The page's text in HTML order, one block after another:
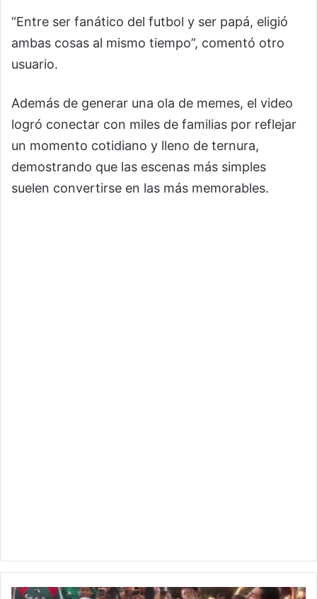
“Entre ser fanático del futbol y ser papá, eligió
ambas cosas al mismo tiempo”, comentó otro
usuario.
Además de generar una ola de memes, el video
logró conectar con miles de familias por reflejar
un momento cotidiano y lleno de ternura,
demostrando que las escenas más simples
suelen convertirse en las más memorables.
Robot